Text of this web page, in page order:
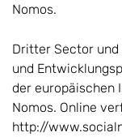
Nomos.
Dritter Sector
und
der europäischen
Nomos. Online
http://